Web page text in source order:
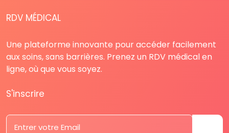
RDV MÉDICAL
Une plateforme innovante pour accéder facilement
aux soins, sans barrières. Prenez un RDV médical en
ligne, où que vous soyez.
S'inscrire